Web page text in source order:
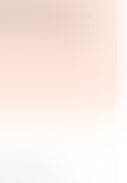
de fraude aux
Via un système
RNE :